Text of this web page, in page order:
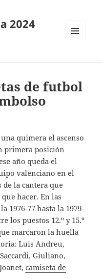
2024
de futbol
quimera el ascenso
primera posición
año queda el
valenciano en el
de la cantera que
hacer. En las
1976-77 hasta la 1979-
los puestos 12.º y 15.º
marcaron la huella
Luis Andreu,
Giuliano,
camiseta de